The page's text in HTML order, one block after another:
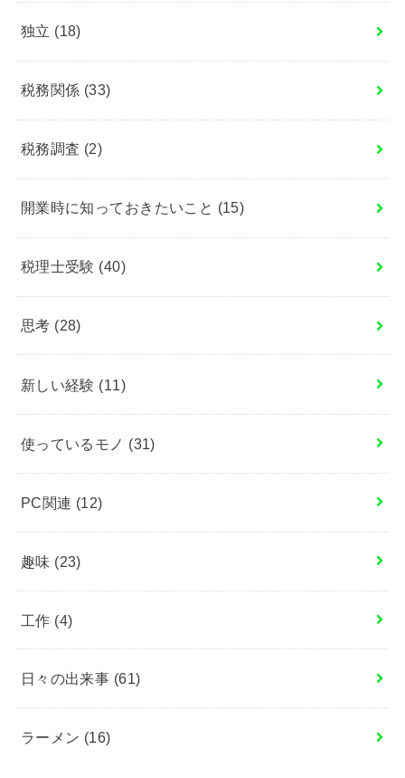
独立 (18)
税務関係 (33)
税務調査 (2)
開業時に知っておきたいこと (15)
税理士受験 (40)
思考 (28)
新しい経験 (11)
使っているモノ (31)
PC関連 (12)
趣味 (23)
工作 (4)
日々の出来事 (61)
ラーメン (16)